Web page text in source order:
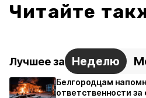
Читайте
Лучшее за Неделю
Белгородцам
ответственности